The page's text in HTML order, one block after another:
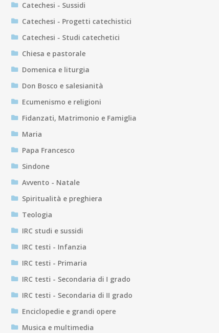
Catechesi - Sussidi
Catechesi - Progetti catechistici
Catechesi - Studi catechetici
Chiesa e pastorale
Domenica e liturgia
Don Bosco e salesianità
Ecumenismo e religioni
Fidanzati, Matrimonio e Famiglia
Maria
Papa Francesco
Sindone
Avvento - Natale
Spiritualità e preghiera
Teologia
IRC studi e sussidi
IRC testi - Infanzia
IRC testi - Primaria
IRC testi - Secondaria di I grado
IRC testi - Secondaria di II grado
Enciclopedie e grandi opere
Musica e multimedia